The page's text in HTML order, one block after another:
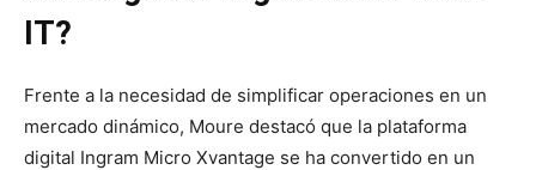
IT?
Frente a la necesidad de simplificar operaciones en un
mercado dinámico, Moure destacó que la plataforma
digital Ingram Micro Xvantage se ha convertido en un